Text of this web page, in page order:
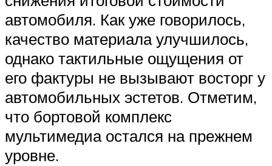
автомобиля. Как уже говорилось,
качество материала улучшилось,
однако тактильные ощущения от
его фактуры не вызывают восторг у
автомобильных эстетов. Отметим,
что бортовой комплекс
мультимедиа остался на прежнем
уровне.